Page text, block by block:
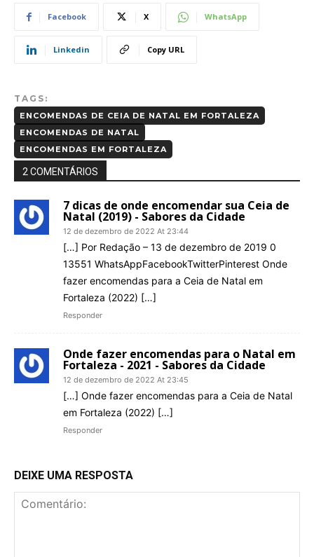
Facebook X WhatsApp
Linkedin Copy URL
TAGS:
ENCOMENDAS DE CEIA DE NATAL EM FORTALEZA
ENCOMENDAS DE NATAL
ENCOMENDAS EM FORTALEZA
2 COMENTÁRIOS
7 dicas de onde encomendar sua Ceia de
Natal (2019) - Sabores da Cidade
12 de dezembro de 2022 At 23:44
[…] Por Redação – 13 de dezembro de 2019 0
13551 WhatsAppFacebookTwitterPinterest Onde
fazer encomendas para a Ceia de Natal em
Fortaleza (2022) […]
Responder
Onde fazer encomendas para o Natal em
Fortaleza - 2021 - Sabores da Cidade
12 de dezembro de 2022 At 23:45
[…] Onde fazer encomendas para a Ceia de Natal
em Fortaleza (2022) […]
Responder
DEIXE UMA RESPOSTA